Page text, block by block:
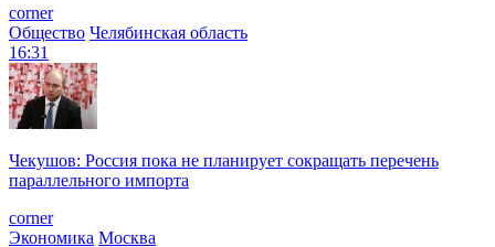
corner
Общество Челябинская область
16:31
Чекушов: Россия пока не планирует сокращать перечень
параллельного импорта
corner
Экономика Москва